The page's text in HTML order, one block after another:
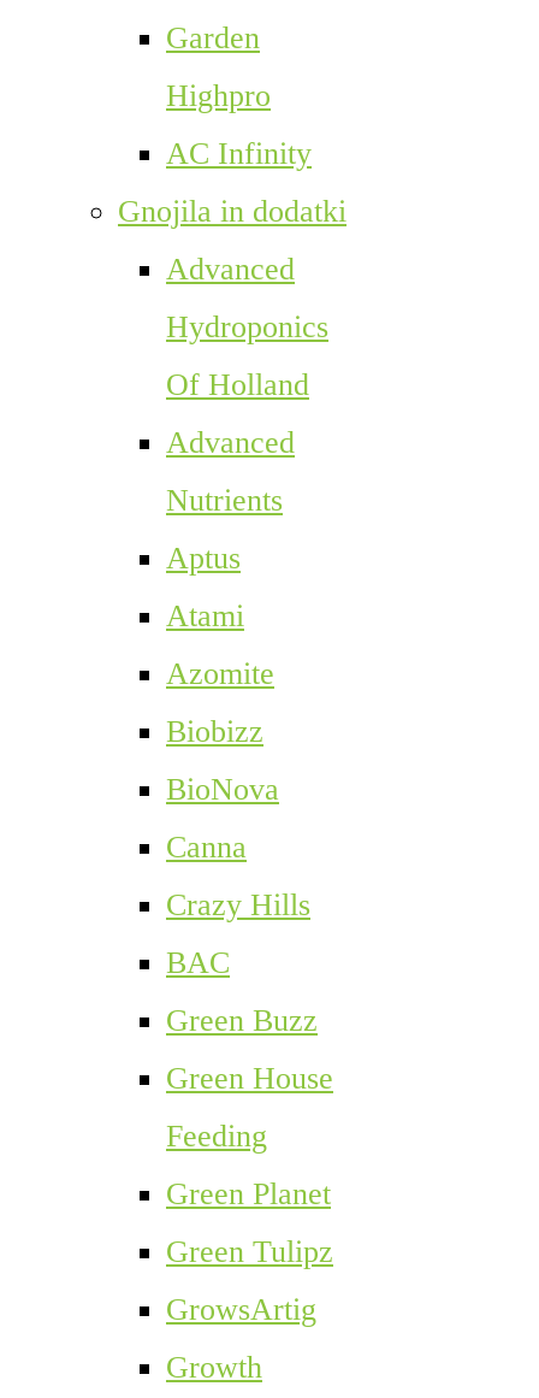
Garden
Highpro
AC Infinity
Gnojila in dodatki
Advanced
Hydroponics
Of Holland
Advanced
Nutrients
Aptus
Atami
Azomite
Biobizz
BioNova
Canna
Crazy Hills
BAC
Green Buzz
Green House
Feeding
Green Planet
Green Tulipz
GrowsArtig
Growth